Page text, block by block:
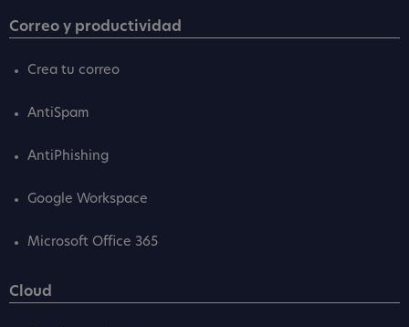
Correo y productividad
Crea tu correo
AntiSpam
AntiPhishing
Google Workspace
Microsoft Office 365
Cloud